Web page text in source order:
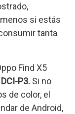
si estás
tanta
Find X5
P3. Si no
de color, el
de Android,